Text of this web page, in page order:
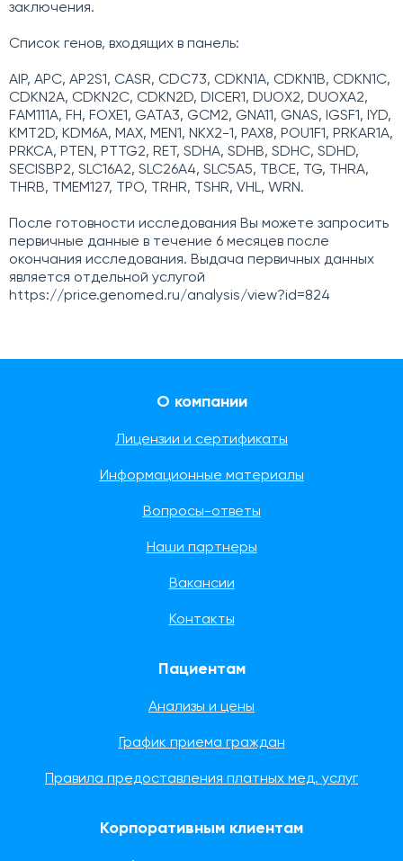
заключения.
Список генов, входящих в панель:
AIP, APC, AP2S1, CASR, CDC73, CDKN1A, CDKN1B, CDKN1C,
CDKN2A, CDKN2C, CDKN2D, DICER1, DUOX2, DUOXA2,
FAM111A, FH, FOXE1, GATA3, GCM2, GNA11, GNAS, IGSF1, IYD,
KMT2D, KDM6A, MAX, MEN1, NKX2-1, PAX8, POU1F1, PRKAR1A,
PRKCA, PTEN, PTTG2, RET, SDHA, SDHB, SDHC, SDHD,
SECISBP2, SLC16A2, SLC26A4, SLC5A5, TBCE, TG, THRA,
THRB, TMEM127, TPO, TRHR, TSHR, VHL, WRN.
После готовности исследования Вы можете запросить
первичные данные в течение 6 месяцев после
окончания исследования. Выдача первичных данных
является отдельной услугой
https://price.genomed.ru/analysis/view?id=824
О компании
Лицензии и сертификаты
Информационные материалы
Вопросы-ответы
Наши партнеры
Вакансии
Контакты
Пациентам
Анализы и цены
График приема граждан
Правила предоставления платных мед. услуг
Корпоративным клиентам